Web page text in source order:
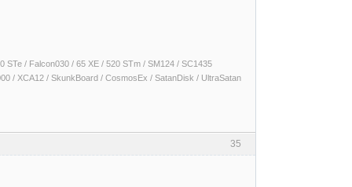
STe / Falcon030 / 65 XE / 520 STm / SM124 / SC1435
/ XCA12 / SkunkBoard / CosmosEx / SatanDisk / UltraSatan
35